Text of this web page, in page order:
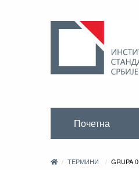
Почетна
ТЕРМИНИ GRUPA 0